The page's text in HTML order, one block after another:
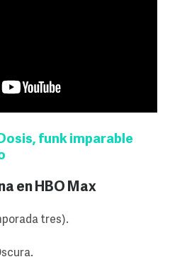
funk imparable
en HBO Max
tres).